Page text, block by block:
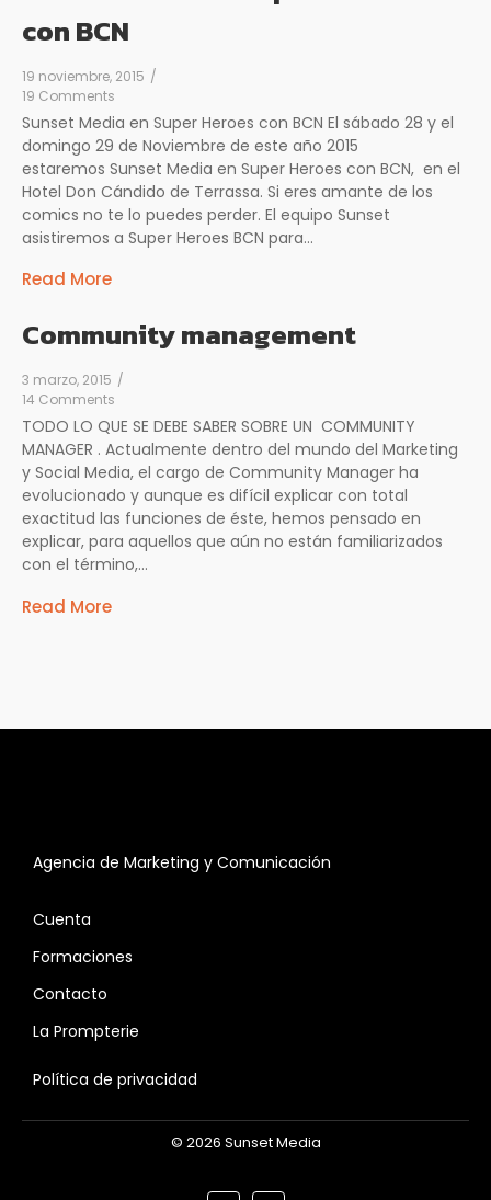
con BCN
19 noviembre, 2015 /
19 Comments
Sunset Media en Super Heroes con BCN El sábado 28 y el
domingo 29 de Noviembre de este año 2015
estaremos Sunset Media en Super Heroes con BCN, en el
Hotel Don Cándido de Terrassa. Si eres amante de los
comics no te lo puedes perder. El equipo Sunset
asistiremos a Super Heroes BCN para...
Read More
Community management
3 marzo, 2015 /
14 Comments
TODO LO QUE SE DEBE SABER SOBRE UN COMMUNITY
MANAGER . Actualmente dentro del mundo del Marketing
y Social Media, el cargo de Community Manager ha
evolucionado y aunque es difícil explicar con total
exactitud las funciones de éste, hemos pensado en
explicar, para aquellos que aún no están familiarizados
con el término,...
Read More
Agencia de Marketing y Comunicación
Cuenta
Formaciones
Contacto
La Prompterie
Política de privacidad
© 2026 Sunset Media